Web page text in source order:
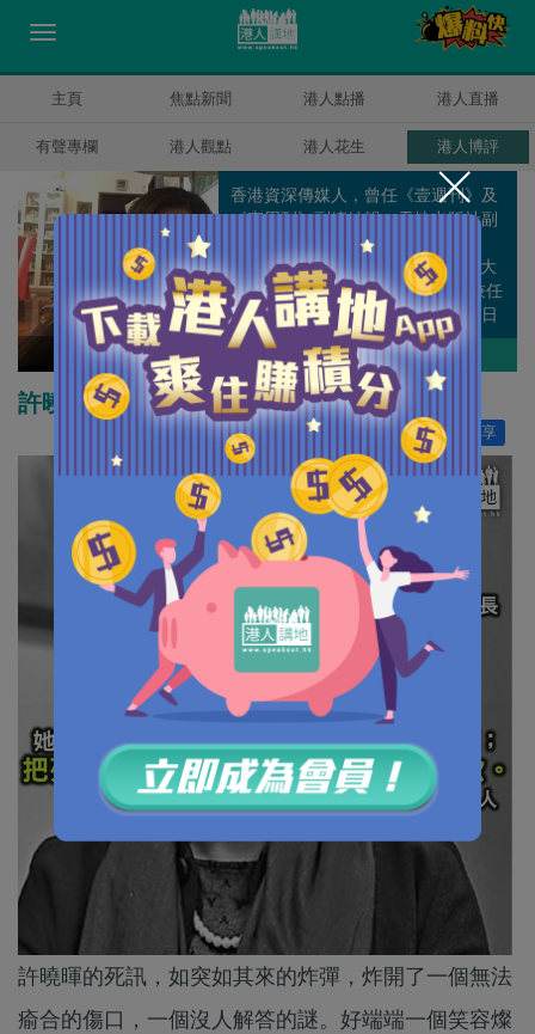
主頁 焦點新聞 港人點播 港人直播
有聲專欄 港人觀點 港人花生 港人博評
潘麗瓊
香港資深傳媒人，曾任《壹週刊》及
《東周刊》副總編輯、天地出版社副
總編輯及香港電台《自由風自由
Phone》客席主持人。畢業於香港大
學。2010年創辦快樂書房，同時兼任
董事總經理和總編輯。她在《頭條日
報》及《明報》有撰寫專欄。
作者其他博評
許曉暉：學習告別
分享
440
許曉暉的死訊，如突如其來的炸彈，炸開了一個無法
瘉合的傷口，一個沒人解答的謎。好端端一個笑容燦